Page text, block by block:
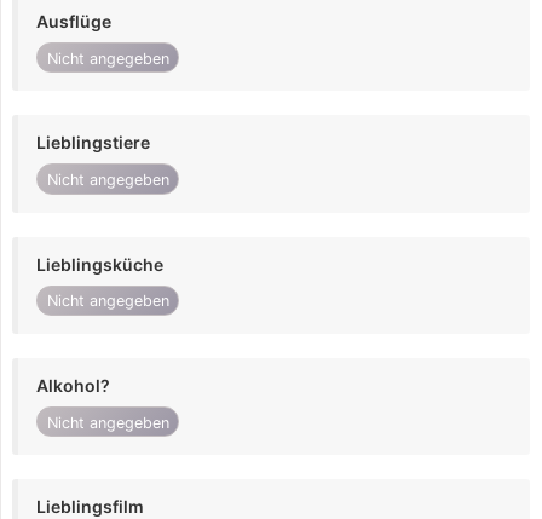
Ausflüge
Nicht angegeben
Lieblingstiere
Nicht angegeben
Lieblingsküche
Nicht angegeben
Alkohol?
Nicht angegeben
Lieblingsfilm